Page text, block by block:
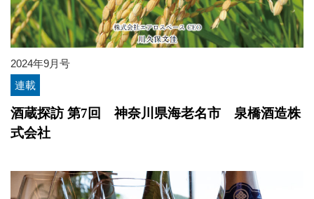
2024年9月号
連載
酒蔵探訪 第7回 神奈川県海老名市 泉橋酒造株
式会社